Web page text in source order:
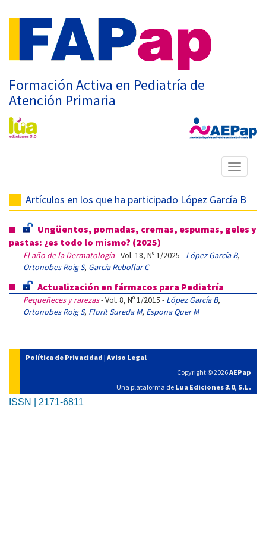
Formación Activa en Pediatría de
Atención Primaria
Mostrar
menú
Artículos en los que ha participado López García B
Ungüentos, pomadas, cremas, espumas, geles y
pastas: ¿es todo lo mismo? (2025)
El año de la Dermatología- Vol. 18, Nº 1/2025 - López García B,
Ortonobes Roig S, García Rebollar C
Actualización en fármacos para Pediatría
Pequeñeces y rarezas- Vol. 8, Nº 1/2015 - López García B,
Ortonobes Roig S, Florit Sureda M, Espona Quer M
Política de Privacidad | Aviso Legal
Copyright © 2026AEPap
Una plataforma de Lua Ediciones 3.0, S.L.
ISSN | 2171-6811